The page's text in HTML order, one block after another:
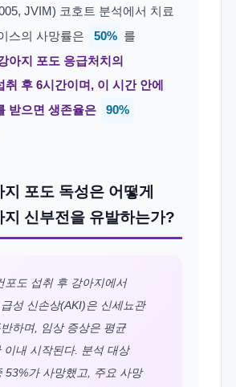
JVIM) 코호트 분석에서 치료
스의 사망률은
50% 를
아지 포도 응급처치의
취 후 6시간이며, 이 시간 안에
받으면 생존율은
90%
지 포도 독성은 어떻게
지 신부전을 유발하는가?
포도 섭취 후 강아지에서
성 신손상(AKI)은 신세뇨관
하며, 임상 증상은 평균
이내 시작된다. 분석 대상
53%가 사망했고, 주요 사망